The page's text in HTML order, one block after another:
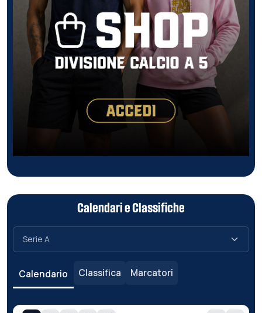
Calendari e Classifiche
Calendario Classifica Marcatori